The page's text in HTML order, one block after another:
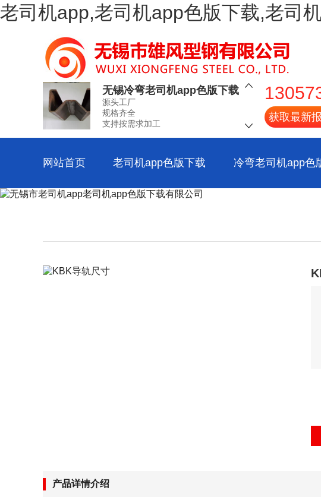
老司机app,老司机app色版下载,老司
空心老司机app色版下载
源头工厂
规格齐全
支持按需求加工
无锡冷弯老司机app色版下载
源头工厂
规格齐全
支持按需求加工
工业冷弯老司机app色版下载
规格齐全
支持按需求加工
源头工厂
源头工厂
支持按需求加工
获取最新
网站首页 老司机app色版下载 冷弯老司机app色
产品详情介绍